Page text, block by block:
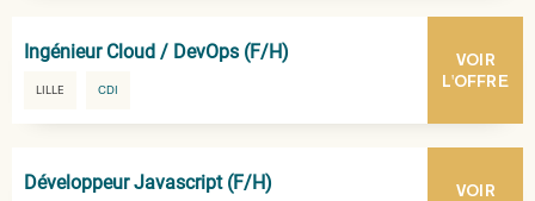
LILLE CDI
Ingénieur Cloud / DevOps (F/H)
VOIR
L'OFFRE
Développeur Javascript (F/H)
VOIR